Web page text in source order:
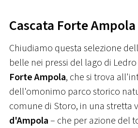
Cascata Forte Ampola
Chiudiamo questa selezione
belle nei pressi del lago di
Forte Ampola, che si trova
dell'omonimo parco storico
comune di Storo, in una stretta
d'Ampola– che per azione del